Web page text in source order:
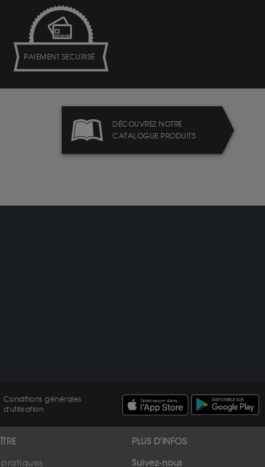
PAIEMENT SECURISÉ
DÉCOUVREZ NOTRE
CATALOGUE PRODUITS
Conditions générales
d'utilisation
PLUS D'INFOS
Suivez-nous